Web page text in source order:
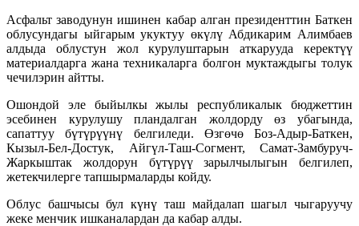
Асфальт заводунун ишинен кабар алган президенттин Баткен
облусундагы ыйгарым укуктуу өкүлү Абдикарим Алимбаев
алдыда облустун жол курулуштарын аткарууда керектүү
материалдарга жана техникаларга болгон муктаждыгы толук
чечилэрин айтты.
Ошондой эле быйылкы жылы республикалык бюджеттин
эсебинен курулушу пландалган жолдорду өз убагында,
сапаттуу бүтүрүүнү белгиледи. Өзгөчө Боз-Адыр-Баткен,
Кызыл-Бел-Достук, Айгүл-Таш-Согмент, Самат-Замбуруч-
Жаркыштак жолдорун бүтүрүү зарылчылыгын белгилеп,
жетекчилерге тапшырмаларды койду.
Облус башчысы бул күнү таш майдалап шагыл чыгаруучу
жеке менчик ишканалардан да кабар алды.